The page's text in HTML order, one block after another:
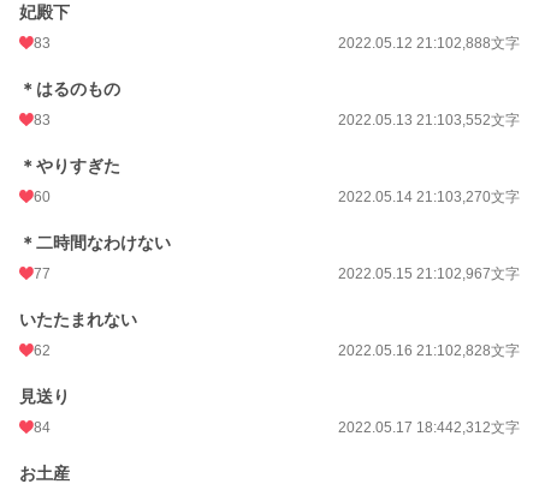
妃殿下
83 2022.05.12 21:102,888文字
＊はるのもの
83 2022.05.13 21:103,552文字
＊やりすぎた
60 2022.05.14 21:103,270文字
＊二時間なわけない
77 2022.05.15 21:102,967文字
いたたまれない
62 2022.05.16 21:102,828文字
見送り
84 2022.05.17 18:442,312文字
お土産